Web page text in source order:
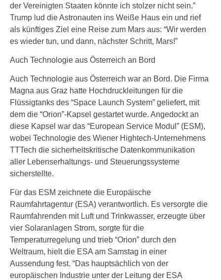
der Vereinigten Staaten könnte ich stolzer nicht sein.”
Trump lud die Astronauten ins Weiße Haus ein und rief
als künftiges Ziel eine Reise zum Mars aus: “Wir werden
es wieder tun, und dann, nächster Schritt, Mars!”
Auch Technologie aus Österreich an Bord
Auch Technologie aus Österreich war an Bord. Die Firma
Magna aus Graz hatte Hochdruckleitungen für die
Flüssigtanks des “Space Launch System” geliefert, mit
dem die “Orion”-Kapsel gestartet wurde. Angedockt an
diese Kapsel war das “European Service Modul” (ESM),
wobei Technologie des Wiener Hightech-Unternehmens
TTTech die sicherheitskritische Datenkommunikation
aller Lebenserhaltungs- und Steuerungssysteme
sicherstellte.
Für das ESM zeichnete die Europäische
Raumfahrtagentur (ESA) verantwortlich. Es versorgte die
Raumfahrenden mit Luft und Trinkwasser, erzeugte über
vier Solaranlagen Strom, sorgte für die
Temperaturregelung und trieb “Orion” durch den
Weltraum, hielt die ESA am Samstag in einer
Aussendung fest. “Das hauptsächlich von der
europäischen Industrie unter der Leitung der ESA